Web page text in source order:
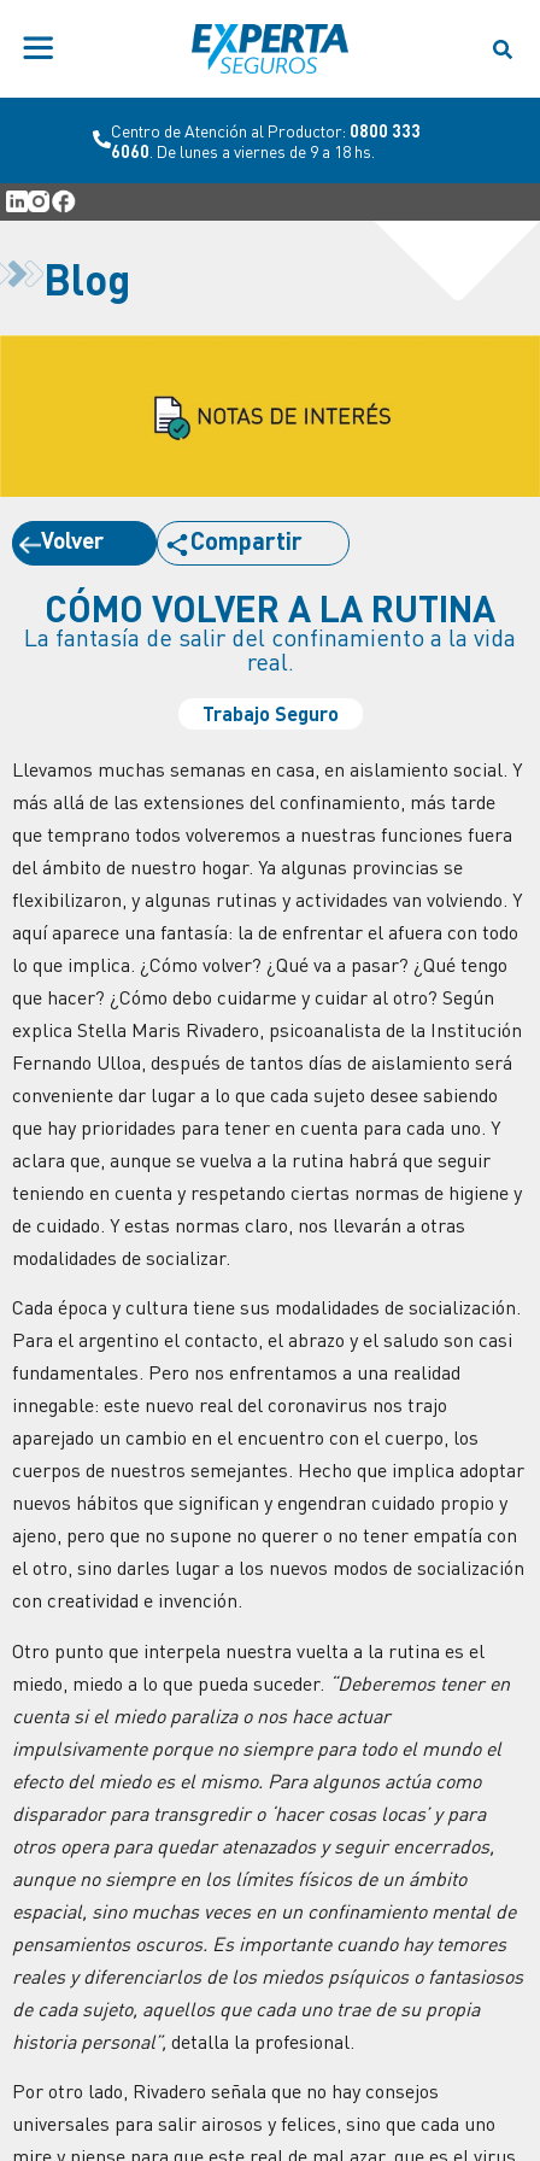
Centro de Atención al Productor: 0800 333
6060 . De lunes a viernes de 9 a 18 hs.
Blog
Volver Compartir
CÓMO VOLVER A LA RUTINA
La fantasía de salir del confinamiento a la vida
real.
Trabajo Seguro
Llevamos muchas semanas en casa, en aislamiento social. Y
más allá de las extensiones del confinamiento, más tarde
que temprano todos volveremos a nuestras funciones fuera
del ámbito de nuestro hogar. Ya algunas provincias se
flexibilizaron, y algunas rutinas y actividades van volviendo. Y
aquí aparece una fantasía: la de enfrentar el afuera con todo
lo que implica. ¿Cómo volver? ¿Qué va a pasar? ¿Qué tengo
que hacer? ¿Cómo debo cuidarme y cuidar al otro? Según
explica Stella Maris Rivadero, psicoanalista de la Institución
Fernando Ulloa, después de tantos días de aislamiento será
conveniente dar lugar a lo que cada sujeto desee sabiendo
que hay prioridades para tener en cuenta para cada uno. Y
aclara que, aunque se vuelva a la rutina habrá que seguir
teniendo en cuenta y respetando ciertas normas de higiene y
de cuidado. Y estas normas claro, nos llevarán a otras
modalidades de socializar.
Cada época y cultura tiene sus modalidades de socialización.
Para el argentino el contacto, el abrazo y el saludo son casi
fundamentales. Pero nos enfrentamos a una realidad
innegable: este nuevo real del coronavirus nos trajo
aparejado un cambio en el encuentro con el cuerpo, los
cuerpos de nuestros semejantes. Hecho que implica adoptar
nuevos hábitos que significan y engendran cuidado propio y
ajeno, pero que no supone no querer o no tener empatía con
el otro, sino darles lugar a los nuevos modos de socialización
con creatividad e invención.
Otro punto que interpela nuestra vuelta a la rutina es el
miedo, miedo a lo que pueda suceder. “Deberemos tener en
cuenta si el miedo paraliza o nos hace actuar
impulsivamente porque no siempre para todo el mundo el
efecto del miedo es el mismo. Para algunos actúa como
disparador para transgredir o ‘hacer cosas locas’ y para
otros opera para quedar atenazados y seguir encerrados,
aunque no siempre en los límites físicos de un ámbito
espacial, sino muchas veces en un confinamiento mental de
pensamientos oscuros. Es importante cuando hay temores
reales y diferenciarlos de los miedos psíquicos o fantasiosos
de cada sujeto, aquellos que cada uno trae de su propia
historia personal”, detalla la profesional.
Por otro lado, Rivadero señala que no hay consejos
universales para salir airosos y felices, sino que cada uno